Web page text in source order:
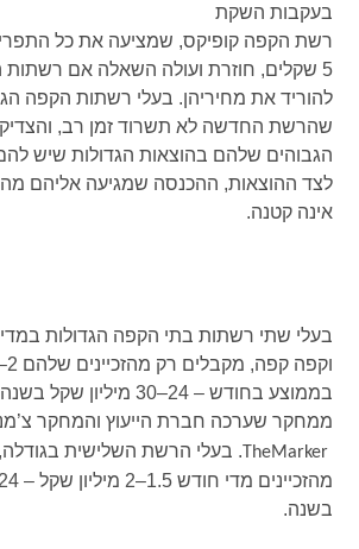
בעקבות השקת
רשת הקפה קופיקס, שמציעה את כל
5 שקלים, חוזרת ועולה השאלה אם רשתות
להוריד את מחיריהן. בעלי רשתות הקפה
שהרשת החדשה לא תשרוד זמן רב,
הגבוהים שלהם בהוצאות הגדולות שיש
לצד ההוצאות, ההכנסה שמגיעה אליהם
אינה קטנה.
בעלי שתי רשתות בתי הקפה הגדולות
בממוצע בחודש – 24–30
ממחקר שערכה חברת הייעוץ והמחקר
TheMarker . בעלי הרשת השלישית
בשנה.